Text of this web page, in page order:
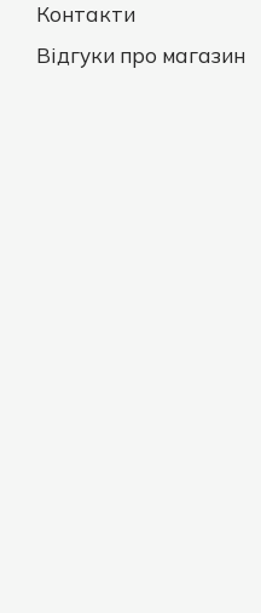
Контакти
Відгуки про магазин